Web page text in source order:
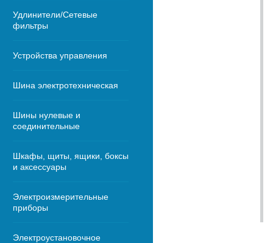
Удлинители/Сетевые
фильтры
Устройства управления
Шина электротехническая
Шины нулевые и
соединительные
Шкафы, щиты, ящики, боксы
и аксессуары
Электроизмерительные
приборы
Электроустановочное